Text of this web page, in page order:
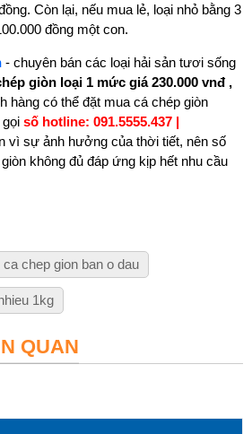
Còn lại, nếu mua lẻ, loại nhỏ bằng 3
đồng một con.
- chuyên bán các loại hải sản tươi sống
giòn loại 1 mức giá 230.000 vnđ ,
hàng có thể đặt mua cá chép giòn
số hotline: 091.5555.437 |
vì sự ảnh hưởng của thời tiết, nên số
không đủ đáp ứng kịp hết nhu cầu
ca chep gion ban o dau
1kg
QUAN